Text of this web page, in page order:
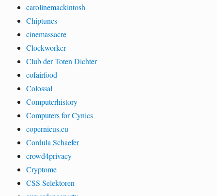
carolinemackintosh
Chiptunes
cinemassacre
Clockworker
Club der Toten Dichter
cofairfood
Colossal
Computerhistory
Computers for Cynics
copernicus.eu
Cordula Schaefer
crowd4privacy
Cryptome
CSS Selektoren